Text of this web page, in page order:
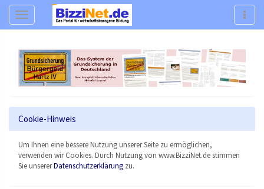
Navigation
Cookie-Hinweis
Um Ihnen eine bessere Nutzung unserer Seite zu ermöglichen,
verwenden wir Cookies. Durch Nutzung von www.BizziNet.de stimmen
Sie unsererDatenschutzerklärung zu.